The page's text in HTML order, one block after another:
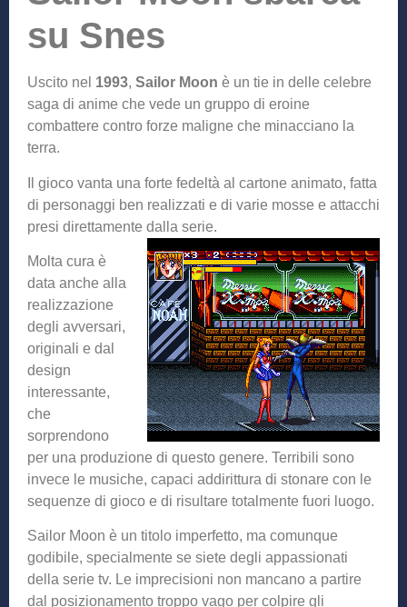
su Snes
Uscito nel 1993, Sailor Moon è un tie in delle celebre
saga di anime che vede un gruppo di eroine
combattere contro forze maligne che minacciano la
terra.
Il gioco vanta una forte fedeltà al cartone animato, fatta
di personaggi ben realizzati e di varie mosse e attacchi
presi direttamente dalla serie.
Molta cura è
data anche alla
realizzazione
degli avversari,
originali e dal
design
interessante,
che
sorprendono
per una produzione di questo genere. Terribili sono
invece le musiche, capaci addirittura di stonare con le
sequenze di gioco e di risultare totalmente fuori luogo.
Sailor Moon è un titolo imperfetto, ma comunque
godibile, specialmente se siete degli appassionati
della serie tv. Le imprecisioni non mancano a partire
dal posizionamento troppo vago per colpire gli